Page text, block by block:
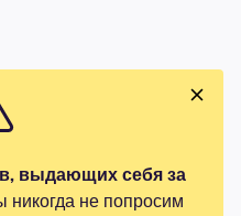
выдающих себя за
не попросим